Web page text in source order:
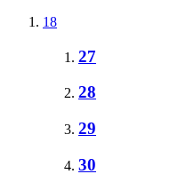
18
27
28
29
30